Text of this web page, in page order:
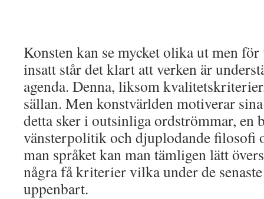
Konsten kan se mycket olika ut men
insatt står det klart att verken är
agenda. Denna, liksom
sällan. Men konstvärlden motiverar
detta sker i outsinliga ordströmmar, en
vänsterpolitik och djuplodande filosofi
man språket kan man tämligen lätt
några få kriterier vilka under de
uppenbart.